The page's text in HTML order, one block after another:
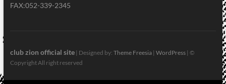
FAX:052-339-2345
club zion official site| Designed by: Theme Freesia| WordPress| ©
Copyright All right reserved